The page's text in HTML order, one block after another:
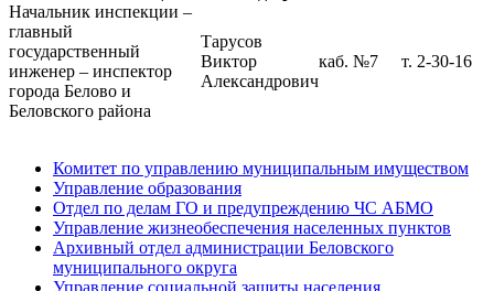
Начальник инспекции –
главный
государственный
инженер – инспектор
города Белово и
Беловского района
Тарусов
Виктор
Александрович
каб. №7 т. 2-30-16
Комитет по управлению муниципальным имуществом
Управление образования
Отдел по делам ГО и предупреждению ЧС АБМО
Управление жизнеобеспечения населенных пунктов
Архивный отдел администрации Беловского
муниципального округа
Управление социальной защиты населения